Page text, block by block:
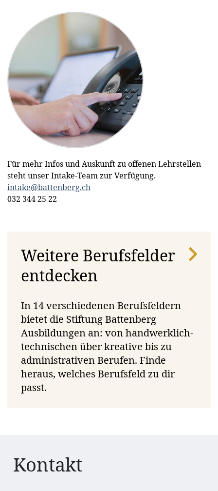
Verpflegung
– im
Personalrestaurant
geliefert an
Standort
6 Wochen
Ferien
Fitnessraums
Vergünstigung
auf alle
internen
Produkte &
Abonnement
bei
PubliBike
Coachings
und
Interner
Stützunterricht
(bei Bedarf)
Moderne
Infrastruktur
Wohnmöglichkeit
Ausbildungsort
(Studio oder
WG)
(D & F)
Für mehr Infos und Auskunft zu offenen Lehrstellen
steht unser Intake-Team zur Verfügung.
intake@battenberg.ch
032 344 25 22
Weitere Berufsfelder
entdecken
In 14 verschiedenen Berufsfeldern
bietet die Stiftung Battenberg
Ausbildungen an: von handwerklich-
technischen über kreative bis zu
administrativen Berufen. Finde
heraus, welches Berufsfeld zu dir
passt.
Kontakt